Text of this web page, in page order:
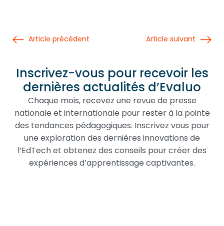
Article précédent Article suivant
Inscrivez-vous pour recevoir les
dernières actualités d’Evaluo
Chaque mois, recevez une revue de presse
nationale et internationale pour rester à la pointe
des tendances pédagogiques. Inscrivez vous pour
une exploration des dernières innovations de
l’EdTech et obtenez des conseils pour créer des
expériences d’apprentissage captivantes.